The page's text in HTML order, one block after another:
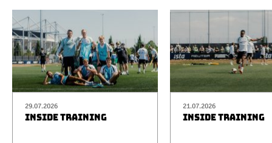
29.07.2026
INSIDE TRAINING
21.07.2026
INSIDE TRAINING